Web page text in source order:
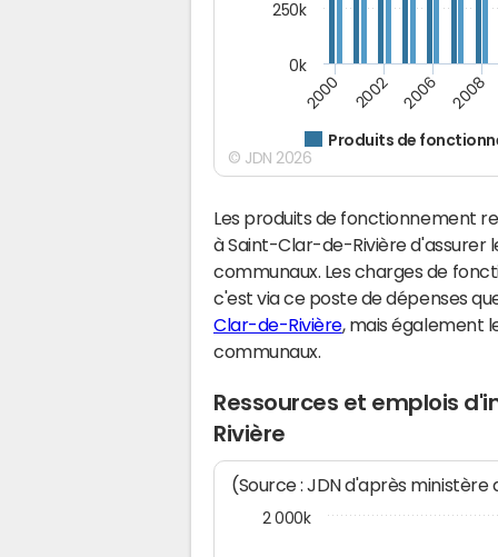
Produits de
2000 2002 2006 2008
0k
250k
© JDN 2026
Les produits de fonctionnement
à Saint-Clar-de-Rivière d'assurer
communaux. Les charges de
c'est via ce poste de dépenses
Clar-de-Rivière, mais également
communaux.
Ressources et emplois
Rivière
(Source : JDN d'après ministère
2 000k